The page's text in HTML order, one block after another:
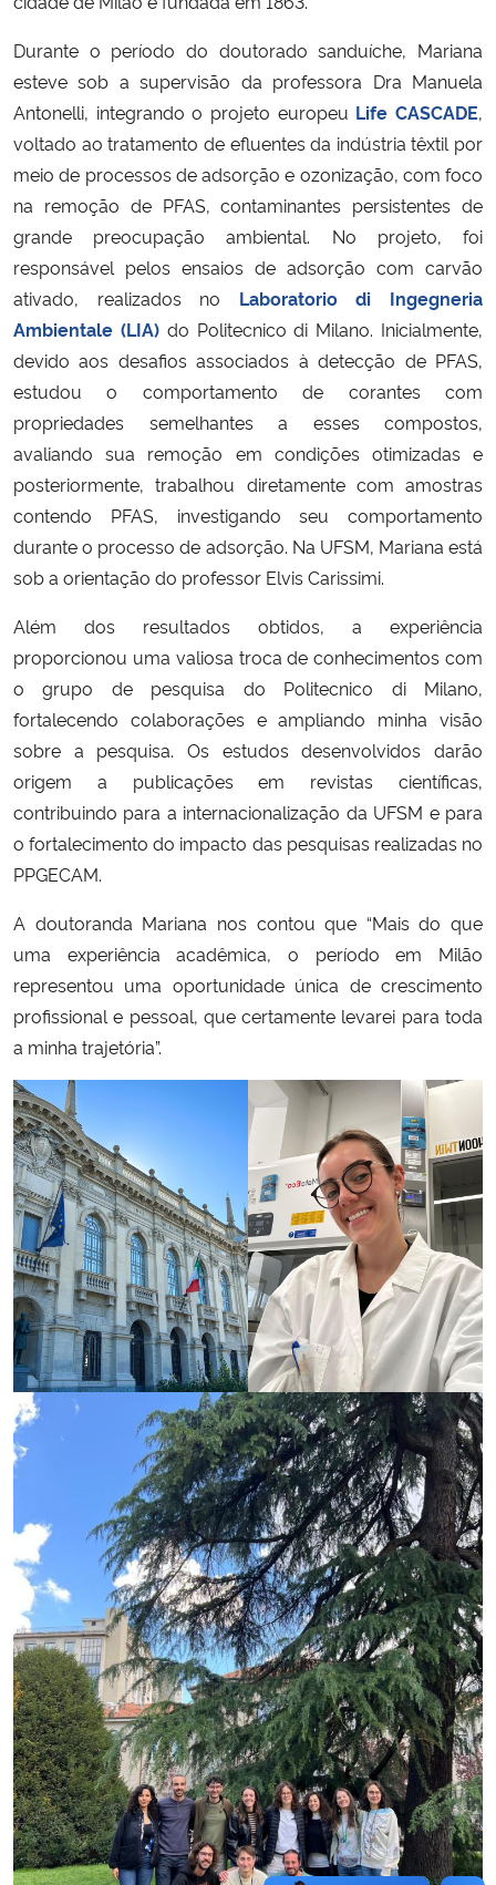
Secretaria de Governo
Gabinete de Segurança Institucional
Advocacia-Geral da União
Banco Central do Brasil
Planalto
Durante o período do doutorado sanduíche, Mariana
esteve sob a supervisão da professora Dra Manuela
Antonelli, integrando o projeto europeu Life CASCADE,
voltado ao tratamento de efluentes da indústria têxtil por
meio de processos de adsorção e ozonização, com foco
na remoção de PFAS, contaminantes persistentes de
grande preocupação ambiental. No projeto, foi
responsável pelos ensaios de adsorção com carvão
ativado, realizados no Laboratorio di Ingegneria
Ambientale (LIA)do Politecnico di Milano. Inicialmente,
devido aos desafios associados à detecção de PFAS,
estudou o comportamento de corantes com
propriedades semelhantes a esses compostos,
avaliando sua remoção em condições otimizadas e
posteriormente, trabalhou diretamente com amostras
contendo PFAS, investigando seu comportamento
durante o processo de adsorção. Na UFSM, Mariana está
sob a orientação do professor Elvis Carissimi.
Além dos resultados obtidos, a experiência
proporcionou uma valiosa troca de conhecimentos com
o grupo de pesquisa do Politecnico di Milano,
fortalecendo colaborações e ampliando minha visão
sobre a pesquisa. Os estudos desenvolvidos darão
origem a publicações em revistas científicas,
contribuindo para a internacionalização da UFSM e para
o fortalecimento do impacto das pesquisas realizadas no
PPGECAM.
A doutoranda Mariana nos contou que “Mais do que
uma experiência acadêmica, o período em Milão
representou uma oportunidade única de crescimento
profissional e pessoal, que certamente levarei para toda
a minha trajetória”.